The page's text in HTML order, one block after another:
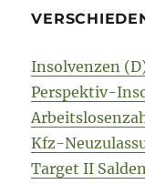
Insolvenzen
Perspektiv-
Kfz-
Target II